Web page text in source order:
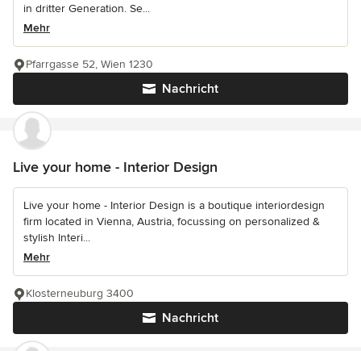
in dritter Generation. Se...
Mehr
Nachricht
Pfarrgasse 52, Wien 1230
Live your home - Interior Design
Live your home - Interior Design is a boutique interiordesign
firm located in Vienna, Austria, focussing on personalized &
stylish Interi...
Mehr
Nachricht
Klosterneuburg 3400